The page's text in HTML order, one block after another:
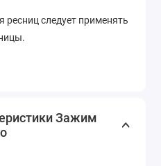
следует применять
Зажим